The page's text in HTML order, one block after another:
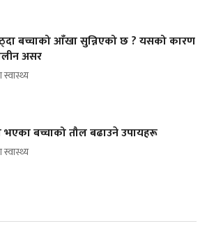
बच्चाको आँखा सुन्निएको छ ? यसको कारण
असर
स्वास्थ्य
बच्चाको तौल बढाउने उपायहरू
स्वास्थ्य